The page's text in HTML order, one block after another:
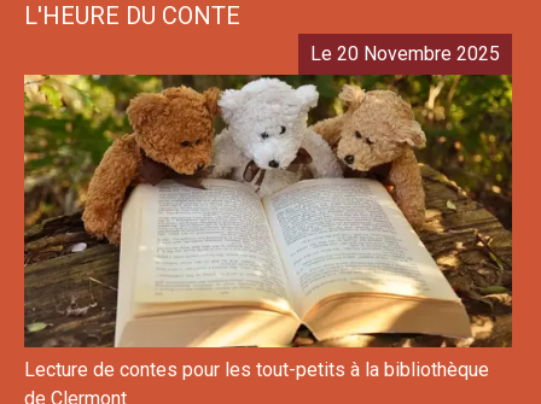
L'HEURE DU CONTE
Le 20 Novembre 2025
Lecture de contes pour les tout-petits à la bibliothèque
de Clermont